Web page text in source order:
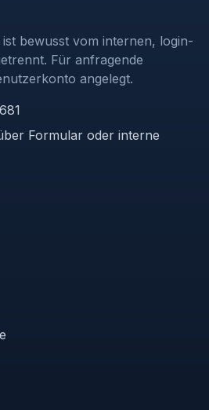
bewusst vom internen, login-
Für anfragende
angelegt.
Formular oder interne